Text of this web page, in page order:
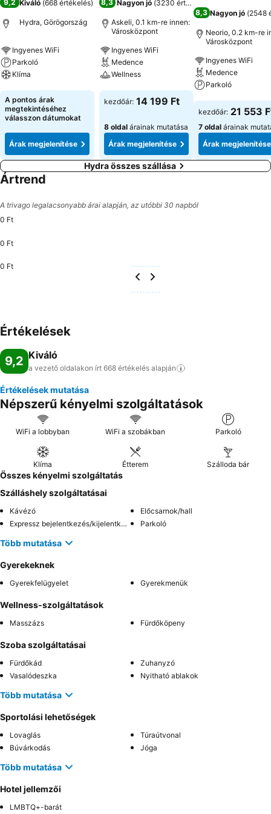
9,2 Kiváló (668 értékelés)
Hydra, Görögország
Ingyenes WiFi
Parkoló
Klíma
Árak megjelenítése
A pontos árak
megtekintéséhez
válasszon dátumokat
Árak megjelenítése
8,3 Nagyon jó (3230 értékelés
Askeli, 0.1 km-re innen:
Városközpont
Ingyenes WiFi
Medence
Wellness
Árak megjelenítése
kezdőár: 14 199 Ft
8 oldal árainak mutatása
Árak megjelenítése
8,3 Nagyon jó (2548
Neorio, 0.2 km-re
Városközpont
Ingyenes WiFi
Medence
Parkoló
Árak
kezdőár: 21 553
7 oldal árainak
Árak megjelenítése
Hydra összes szállása
Ártrend
A trivago legalacsonyabb árai alapján, az utóbbi 30 napból
0 Ft
0 Ft
0 Ft
Értékelések
9,2 Kiváló
a vezető oldalakon írt 668 értékelés alapján
Értékelések mutatása
Népszerű kényelmi szolgáltatások
WiFi a lobbyban WiFi a szobákban Parkoló
Klíma Étterem Szálloda bár
Összes kényelmi szolgáltatás
Szálláshely szolgáltatásai
Kávézó
Előcsarnok/hall
Expressz bejelentkezés/kijelentkezés
Parkoló
Több mutatása
Gyerekeknek
Gyerekfelügyelet Gyerekmenük
Wellness-szolgáltatások
Masszázs Fürdőköpeny
Szoba szolgáltatásai
Fürdőkád
Zuhanyzó
Vasalódeszka
Nyitható ablakok
Több mutatása
Sportolási lehetőségek
Lovaglás
Túraútvonal
Búvárkodás
Jóga
Több mutatása
Hotel jellemzői
LMBTQ+-barát